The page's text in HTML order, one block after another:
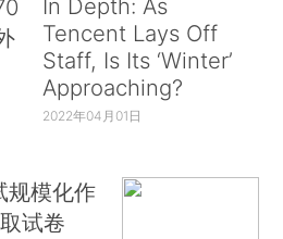
In Depth: As
Tencent Lays Off
Staff, Is Its ‘Winter’
Approaching?
2022年04月01日
规模化作
试卷